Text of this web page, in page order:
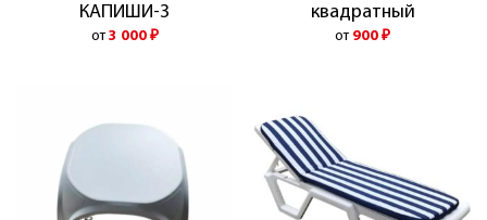
КАПИШИ-3
от 3 000 ₽
квадратный
от 900 ₽